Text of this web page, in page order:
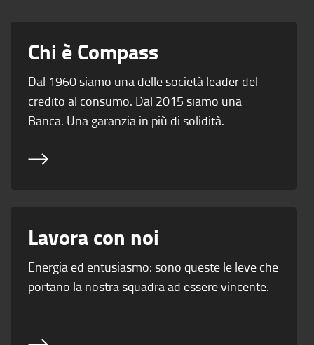
Chi è Compass
Dal 1960 siamo una delle società leader del
credito al consumo. Dal 2015 siamo una
Banca. Una garanzia in più di solidità.
Lavora con noi
Energia ed entusiasmo: sono queste le leve che
portano la nostra squadra ad essere vincente.